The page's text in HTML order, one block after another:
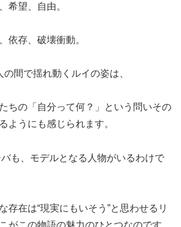
希望、自由。
依存、破壊衝動。
間で揺れ動くルイの姿は、
ちの「自分って何？」という問いその
ようにも感じられます。
も、モデルとなる人物がいるわけで
存在は“現実にもいそう”と思わせるリ